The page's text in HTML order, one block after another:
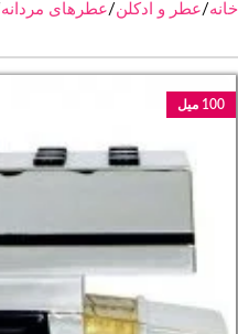
خانه عطر و ادکلن عطرهای مردانه
100 میل